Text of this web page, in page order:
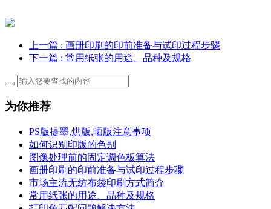
上一篇 : 画册印刷的印前准备与试印过程步骤
下一篇 : 常用纸张的用途、品种及规格
为你推荐
PS版提墨,烘版,晒版注意事项
如何识别印版的色别
图像处理前的固定调色板算法
画册印刷的印前准备与试印过程步骤
市场主流无纺布袋印刷方式简介
常用纸张的用途、品种及规格